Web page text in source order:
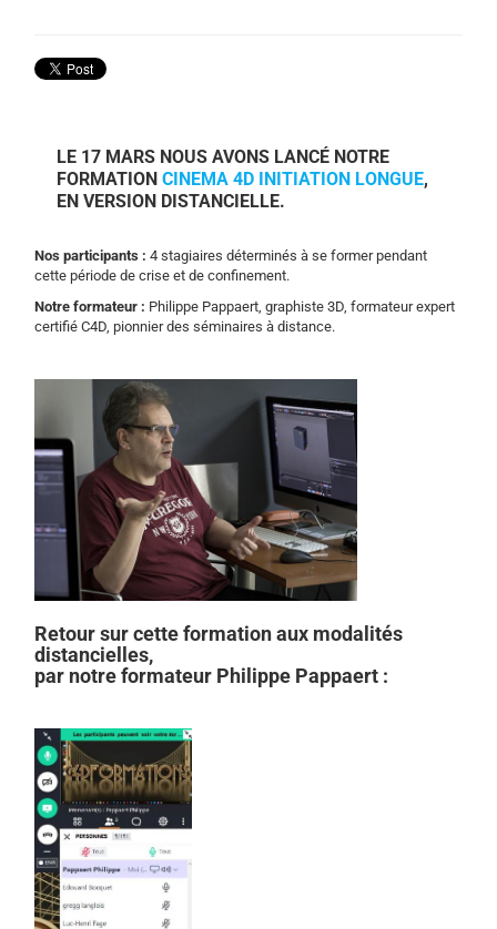
LE 17 MARS NOUS AVONS LANCÉ NOTRE
FORMATIONCINEMA 4D INITIATION LONGUE,
EN VERSION DISTANCIELLE.
Nos participants : 4 stagiaires déterminés à se former pendant
cette période de crise et de confinement.
Notre formateur : Philippe Pappaert, graphiste 3D, formateur expert
certifié C4D, pionnier des séminaires à distance.
Retour sur cette formation aux modalités
distancielles,
par notre formateur Philippe Pappaert :